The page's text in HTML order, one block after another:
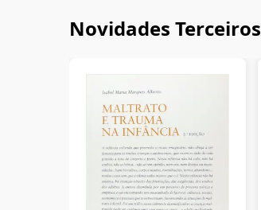
Novidades Terceiros